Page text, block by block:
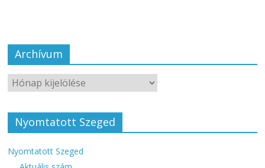
Archívum
Nyomtatott Szeged
Nyomtatott Szeged